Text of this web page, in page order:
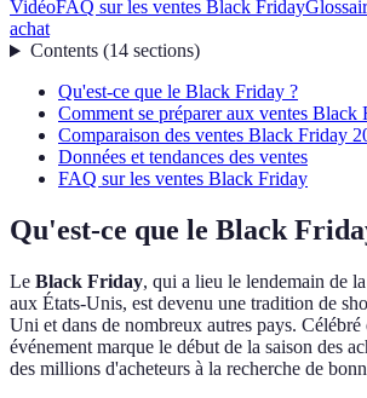
VidéoFAQ sur les ventes Black Friday
achat
Contents(14 sections)
Qu'est-ce que le Black Friday ?
Comment se préparer aux ventes Black
Comparaison des ventes Black Friday
Données et tendances des ventes
FAQ sur les ventes Black Friday
Qu'est-ce que le Black
Le Black Friday, qui a lieu le lendemain de
aux États-Unis, est devenu une tradition de
Uni et dans de nombreux autres pays. Célébré
événement marque le début de la saison des
des millions d'acheteurs à la recherche de